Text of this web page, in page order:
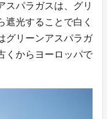
スパラガスは、グリ
遮光することで白く
グリーンアスパラガ
くからヨーロッパで